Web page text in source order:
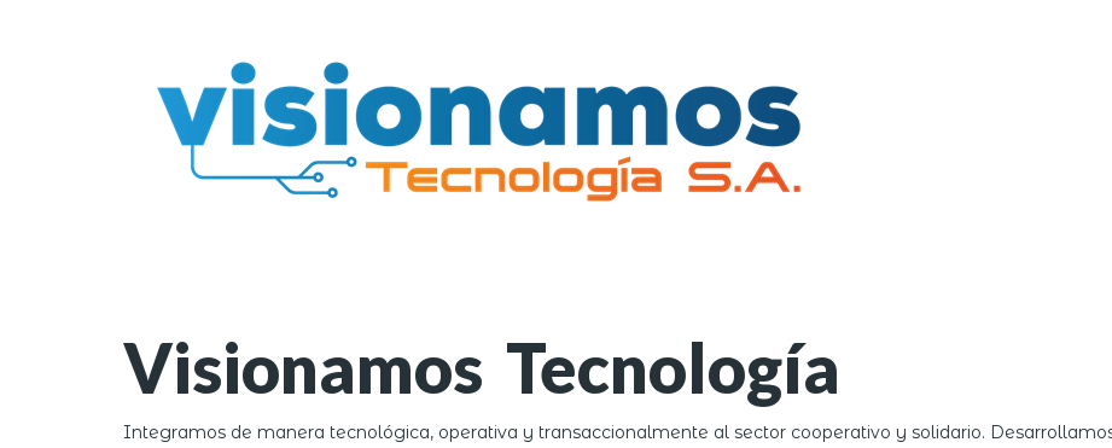
Visionamos Tecnología
Integramos de manera tecnológica, operativa y transaccionalmente al sector cooperativo y solidario.